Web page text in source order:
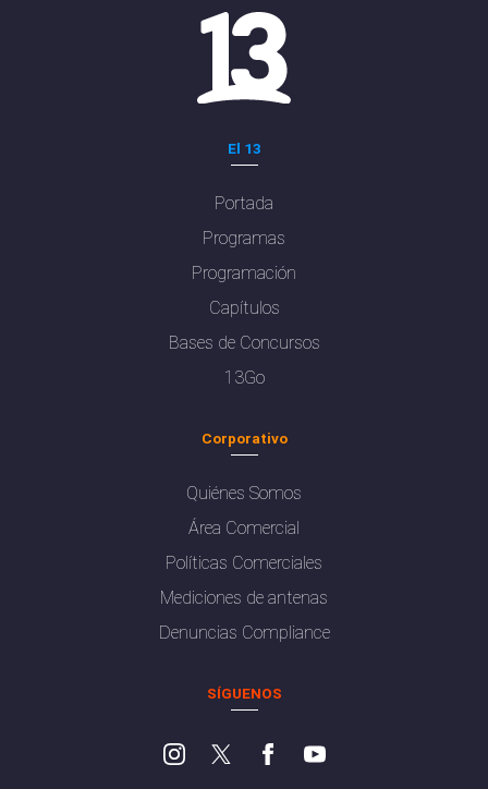
El 13
Portada
Programas
Programación
Capítulos
Bases de Concursos
13Go
Corporativo
Quiénes Somos
Área Comercial
Políticas Comerciales
Mediciones de antenas
Denuncias Compliance
SÍGUENOS